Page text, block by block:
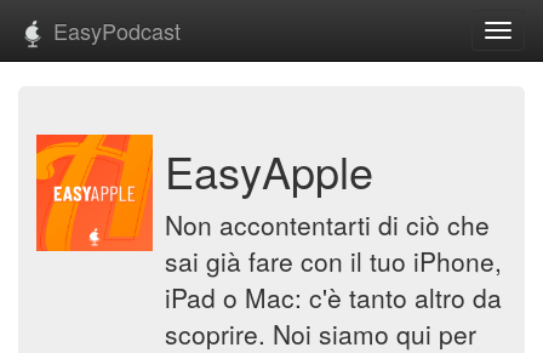
EasyPodcast
EasyApple
Non accontentarti di ciò che
sai già fare con il tuo iPhone,
iPad o Mac: c'è tanto altro da
scoprire. Noi siamo qui per